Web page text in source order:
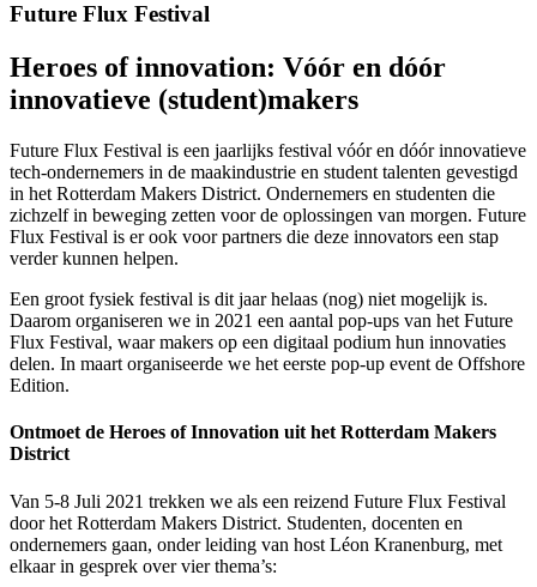
Future Flux Festival
Heroes of innovation: Vóór en dóór
innovatieve (student)makers
Future Flux Festival is een jaarlijks festival vóór en dóór innovatieve
tech-ondernemers in de maakindustrie en student talenten gevestigd
in het Rotterdam Makers District. Ondernemers en studenten die
zichzelf in beweging zetten voor de oplossingen van morgen. Future
Flux Festival is er ook voor partners die deze innovators een stap
verder kunnen helpen.
Een groot fysiek festival is dit jaar helaas (nog) niet mogelijk is.
Daarom organiseren we in 2021 een aantal pop-ups van het Future
Flux Festival, waar makers op een digitaal podium hun innovaties
delen. In maart organiseerde we het eerste pop-up event de Offshore
Edition.
Ontmoet de Heroes of Innovation uit het Rotterdam Makers
District
Van 5-8 Juli 2021 trekken we als een reizend Future Flux Festival
door het Rotterdam Makers District. Studenten, docenten en
ondernemers gaan, onder leiding van host Léon Kranenburg, met
elkaar in gesprek over vier thema’s: